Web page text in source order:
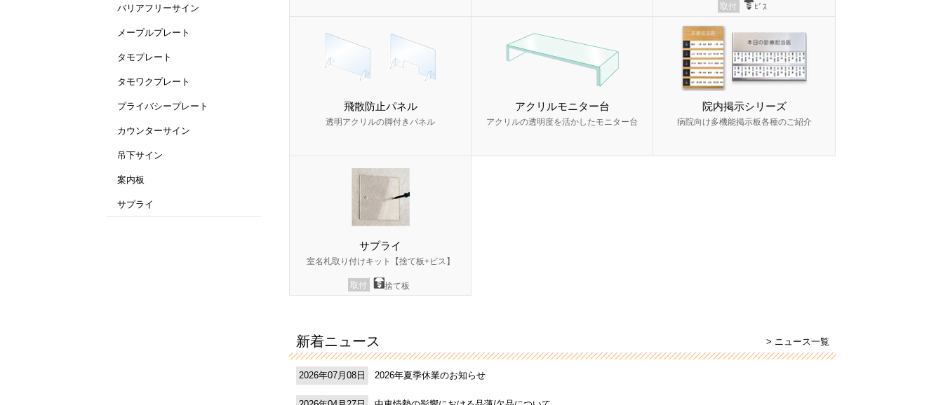
バリアフリーサイン
メープルプレート
タモプレート
タモワクプレート
プライバシープレート
カウンターサイン
吊下サイン
案内板
サプライ
取付 ﾋﾞｽ
飛散防止パネル
透明アクリルの脚付きパネル
アクリルモニター台
アクリルの透明度を活かしたモニター台
院内掲示シリーズ
病院向け多機能掲示板各種のご紹介
サプライ
室名札取り付けキット【捨て板+ビス】
取付 捨て板
新着ニュース > ニュース一覧
2026年07月08日 2026年夏季休業のお知らせ